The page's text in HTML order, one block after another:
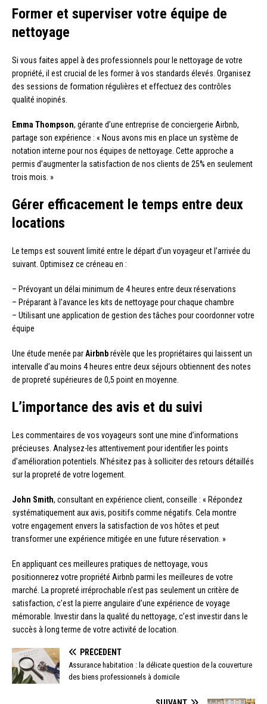
Former et superviser votre équipe de
nettoyage
Si vous faites appel à des professionnels pour le nettoyage de votre
propriété, il est crucial de les former à vos standards élevés. Organisez
des sessions de formation régulières et effectuez des contrôles
qualité inopinés.
Emma Thompson, gérante d’une entreprise de conciergerie Airbnb,
partage son expérience : « Nous avons mis en place un système de
notation interne pour nos équipes de nettoyage. Cette approche a
permis d’augmenter la satisfaction de nos clients de 25% en seulement
trois mois. »
Gérer efficacement le temps entre deux
locations
Le temps est souvent limité entre le départ d’un voyageur et l’arrivée du
suivant. Optimisez ce créneau en :
– Prévoyant un délai minimum de 4 heures entre deux réservations
– Préparant à l’avance les kits de nettoyage pour chaque chambre
– Utilisant une application de gestion des tâches pour coordonner votre
équipe
Une étude menée parAirbnbrévèle que les propriétaires qui laissent un
intervalle d’au moins 4 heures entre deux séjours obtiennent des notes
de propreté supérieures de 0,5 point en moyenne.
L’importance des avis et du suivi
Les commentaires de vos voyageurs sont une mine d’informations
précieuses. Analysez-les attentivement pour identifier les points
d’amélioration potentiels. N’hésitez pas à solliciter des retours détaillés
sur la propreté de votre logement.
John Smith, consultant en expérience client, conseille : « Répondez
systématiquement aux avis, positifs comme négatifs. Cela montre
votre engagement envers la satisfaction de vos hôtes et peut
transformer une expérience mitigée en une future réservation. »
En appliquant ces meilleures pratiques de nettoyage, vous
positionnerez votre propriété Airbnb parmi les meilleures de votre
marché. La propreté irréprochable n’est pas seulement un critère de
satisfaction, c’est la pierre angulaire d’une expérience de voyage
mémorable. Investir dans la qualité du nettoyage, c’est investir dans le
succès à long terme de votre activité de location.
PRÉCÉDENT
Assurance habitation : la délicate question de la couverture
des biens professionnels à domicile